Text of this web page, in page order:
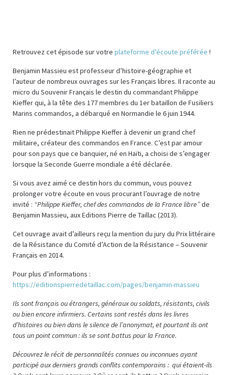
Retrouvez cet épisode sur votre plateforme d’écoute préférée !
Benjamin Massieu est professeur d’histoire-géographie et
l’auteur de nombreux ouvrages sur les Français libres. Il raconte au
micro du Souvenir Français le destin du commandant Philippe
Kieffer qui, à la tête des 177 membres du 1er bataillon de Fusiliers
Marins commandos, a débarqué en Normandie le 6 juin 1944.
Rien ne prédestinait Philippe Kieffer à devenir un grand chef
militaire, créateur des commandos en France. C’est par amour
pour son pays que ce banquier, né en Haïti, a choisi de s’engager
lorsque la Seconde Guerre mondiale a été déclarée.
Si vous avez aimé ce destin hors du commun, vous pouvez
prolonger votre écoute en vous procurant l’ouvrage de notre
invité : “Philippe Kieffer, chef des commandos de la France libre”de
Benjamin Massieu, aux Editions Pierre de Taillac (2013).
Cet ouvrage avait d’ailleurs reçu la mention du jury du Prix littéraire
de la Résistance du Comité d’Action de la Résistance – Souvenir
Français en 2014.
Pour plus d’informations :
https://editionspierredetaillac.com/pages/benjamin-massieu
Ils sont français ou étrangers, généraux ou soldats, résistants, civils
ou bien encore infirmiers. Certains sont restés dans les livres
d’histoires ou bien dans le silence de l’anonymat, et pourtant ils ont
tous un point commun : ils se sont battus pour la France.
Découvrez le récit de personnalités connues ou inconnues ayant
participé aux derniers grands conflits contemporains : qui étaient-ils